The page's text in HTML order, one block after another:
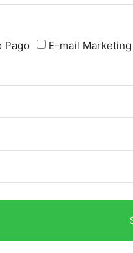
Pago E-mail Marketing